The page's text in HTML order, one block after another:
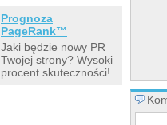
Prognoza
PageRank™
Jaki będzie nowy PR
Twojej strony? Wysoki
procent skuteczności!